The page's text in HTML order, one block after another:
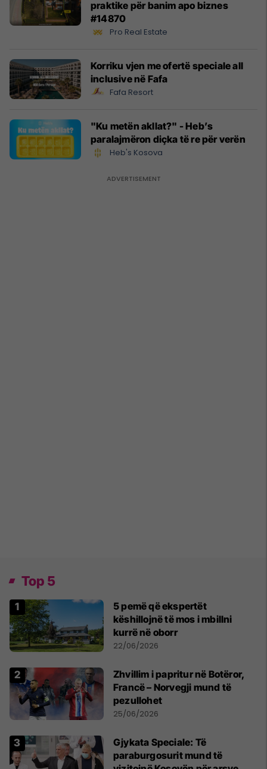
praktike për banim apo biznes
#14870
Pro Real Estate
Korriku vjen me ofertë speciale all
inclusive në Fafa
Fafa Resort
"Ku metën akllat?" - Heb’s
paralajmëron diçka të re për verën
Heb's Kosova
Top 5
5 pemë që ekspertët
këshillojnë të mos i mbillni
kurrë në oborr
22/06/2026
Zhvillim i papritur në Botëror,
Francë – Norvegji mund të
pezullohet
25/06/2026
​Gjykata Speciale: Të
paraburgosurit mund të